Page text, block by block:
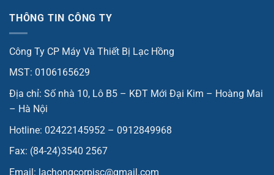
THÔNG TIN CÔNG TY
Công Ty CP Máy Và Thiết Bị Lạc Hồng
MST: 0106165629
Địa chỉ: Số nhà 10, Lô B5 – KĐT Mới Đại Kim – Hoàng Mai
– Hà Nội
Hotline: 02422145952 – 0912849968
Fax: (84-24)3540 2567
Email: lachongcorpjsc@gmail.com